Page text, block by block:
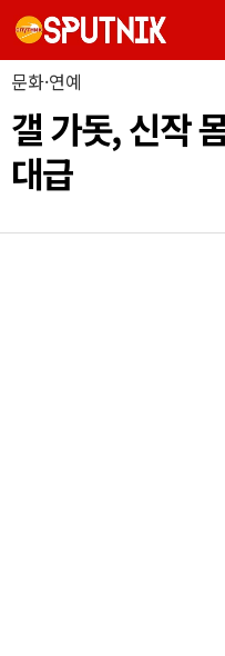
문화·연예
갤 가돗, 신작
대급